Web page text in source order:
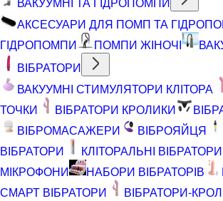
АКСЕСУАРИ ДЛЯ ПОМП ТА
ГІДРОПОМПИ
ПОМПИ ЖІНОЧІ
ВІБРАТОРИ
ВАКУУМНІ СТИМУЛЯТОРИ КЛІТОРА
ТОЧКИ
ВІБРАТОРИ КРОЛИКИ
ВІБРОМАСАЖЕРИ
ВІБРОЯЙЦЯ
ВІБРАТОРИ
КЛІТОРАЛЬНІ
МІКРОФОНИ
НАБОРИ ВІБРАТОРІВ
СМАРТ ВІБРАТОРИ
ВІБРАТОРИ-